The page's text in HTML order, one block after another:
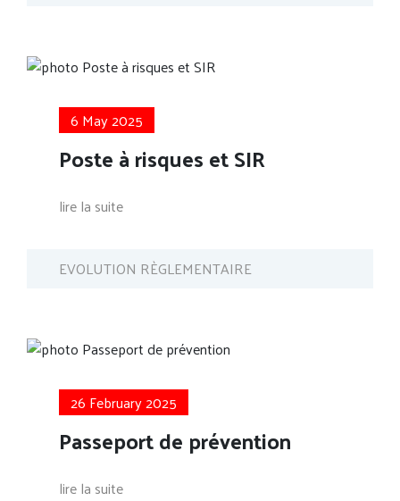
6 May 2025
Poste à risques et SIR
lire la suite
EVOLUTION RÈGLEMENTAIRE
26 February 2025
Passeport de prévention
lire la suite